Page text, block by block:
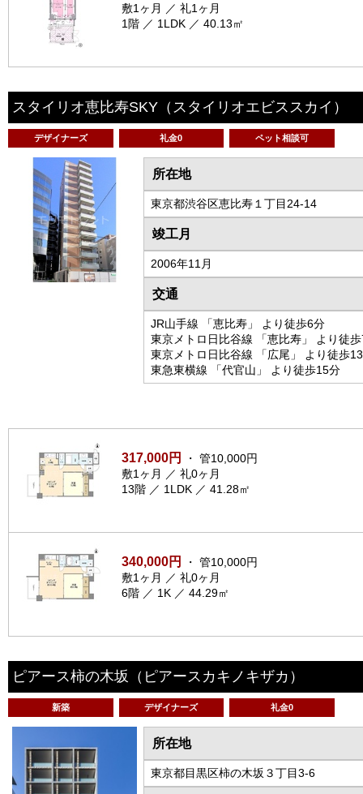
敷1ヶ月 ／ 礼1ヶ月
1階 ／ 1LDK ／ 40.13㎡
スタイリオ恵比寿SKY （スタイリオエビススカイ）
デザイナーズ 礼金0 ペット相談可
所在地
東京都渋谷区恵比寿１丁目24-14
竣工月
2006年11月
交通
JR山手線 「恵比寿」 より徒歩6分
東京メトロ日比谷線 「恵比寿」 より徒
東京メトロ日比谷線 「広尾」 より徒歩
東急東横線 「代官山」 より徒歩15分
317,000円
・ 管10,000円
敷1ヶ月 ／ 礼0ヶ月
13階 ／ 1LDK ／ 41.28㎡
340,000円
・ 管10,000円
敷1ヶ月 ／ 礼0ヶ月
6階 ／ 1K ／ 44.29㎡
ピアース柿の木坂 （ピアースカキノキザカ）
新築 デザイナーズ 礼金0
所在地
東京都目黒区柿の木坂３丁目3-6